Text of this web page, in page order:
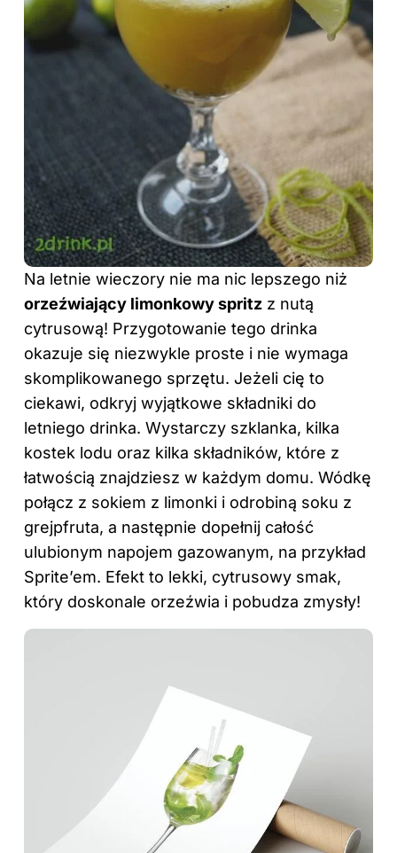
Na letnie wieczory nie ma nic lepszego niż
orzeźwiający limonkowy spritz z nutą
cytrusową! Przygotowanie tego drinka
okazuje się niezwykle proste i nie wymaga
skomplikowanego sprzętu. Jeżeli cię to
ciekawi, odkryj wyjątkowe składniki do
letniego drinka. Wystarczy szklanka, kilka
kostek lodu oraz kilka składników, które z
łatwością znajdziesz w każdym domu. Wódkę
połącz z sokiem z limonki i odrobiną soku z
grejpfruta, a następnie dopełnij całość
ulubionym napojem gazowanym, na przykład
Sprite’em. Efekt to lekki, cytrusowy smak,
który doskonale orzeźwia i pobudza zmysły!